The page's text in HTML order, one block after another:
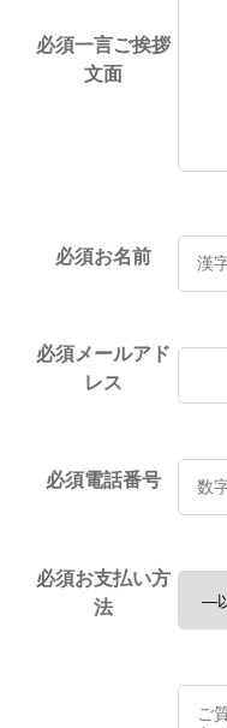
必須一言ご挨拶
文面
必須お名前
必須メールアド
レス
必須電話番号
必須お支払い方
法